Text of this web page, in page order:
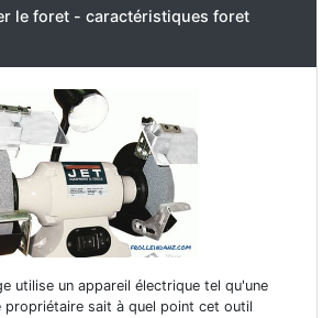
le foret - caractéristiques foret
utilise un appareil électrique tel qu'une
propriétaire sait à quel point cet outil